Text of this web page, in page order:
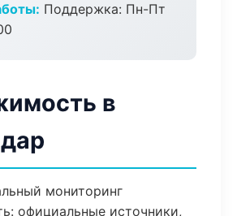
Поддержка: Пн-Пт
в
мониторинг
официальные источники,